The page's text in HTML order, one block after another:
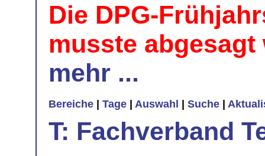
Die DPG-
musste
mehr ...
Bereiche | Tage | Auswahl | Suche |
T: Fachverband